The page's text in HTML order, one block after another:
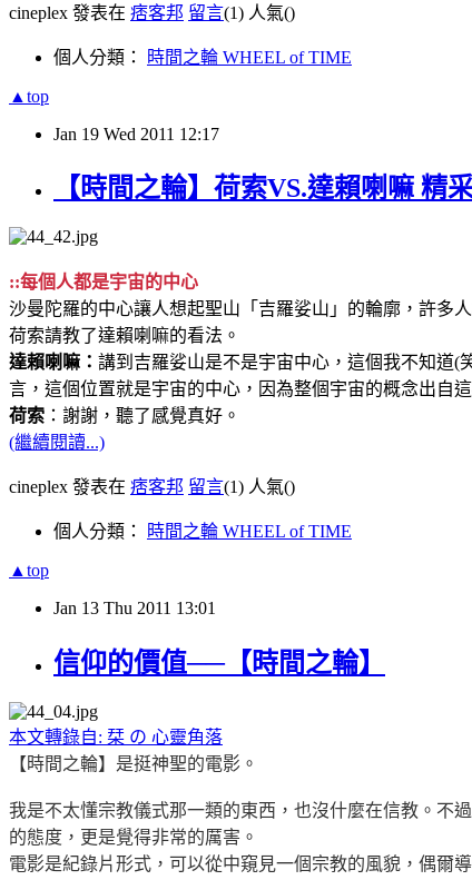
cineplex 發表在 痞客邦 留言(1) 人氣()
個人分類： 時間之輪 WHEEL of TIME
▲top
Jan 19 Wed 2011 12:17
【時間之輪】荷索VS.達賴喇嘛 精
::每個人都是宇宙的中心
沙曼陀羅的中心讓人想起聖山「吉羅娑山」的輪廓，許多
荷索請教了達賴喇嘛的看法。
達賴喇嘛： 講到吉羅娑山是不是宇宙中心，這個我不知道(
言，這個位置就是宇宙的中心，因為整個宇宙的概念出自
荷索 ：謝謝，聽了感覺真好。
(繼續閱讀...)
cineplex 發表在 痞客邦 留言(1) 人氣()
個人分類： 時間之輪 WHEEL of TIME
▲top
Jan 13 Thu 2011 13:01
信仰的價值──【時間之輪】
本文轉錄自: 栞 の 心靈角落
【時間之輪】是挺神聖的電影。
我是不太懂宗教儀式那一類的東西，也沒什麼在信教。不
的態度，更是覺得非常的厲害。
電影是紀錄片形式，可以從中窺見一個宗教的風貌，偶爾